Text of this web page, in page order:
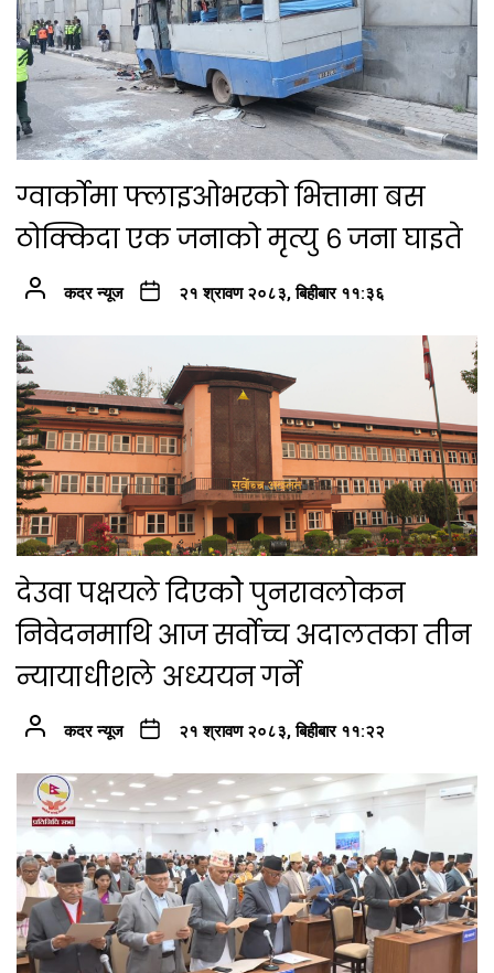
ग्वार्कोमा फ्लाइओभरको भित्तामा बस
ठोक्किदा एक जनाको मृत्यु ६ जना घाइते
कदर न्यूज २१ श्रावण २०८३, बिहीबार ११:३६
देउवा पक्षयले दिएकोे पुनरावलोकन
निवेदनमाथि आज सर्वोच्च अदालतका तीन
न्यायाधीशले अध्ययन गर्ने
कदर न्यूज २१ श्रावण २०८३, बिहीबार ११:२२